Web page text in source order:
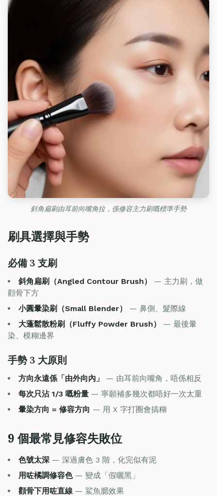
斜角扁刷由耳前向嘴角拉，係修容主力刷嘅標準手勢
刷具選擇與手勢
必備 3 支刷
斜角扁刷（Angled Contour Brush）
— 主力刷，做
顴骨下方
小圓暈染刷（Small Blender）
— 鼻側、髮際線
大蓬鬆散粉刷（Fluffy Powder Brush）
— 最後暈
染、模糊邊界
手勢 3 大原則
方向永遠係「由外向內」
— 由耳前向嘴角，唔係相反
每次只沾 1/3 嘅粉量 — 寧願補多幾次都唔好一次太重
暈染方向 = 修容方向 — 用 X 字打圈會搞糊
9 個最常見修容失敗位
色號太深 — 深過膚色 3 階，化完似有泥
用咗橘調修容色— 變成「假曬黑」
顴骨下用咗直線 — 鯊魚腮效果